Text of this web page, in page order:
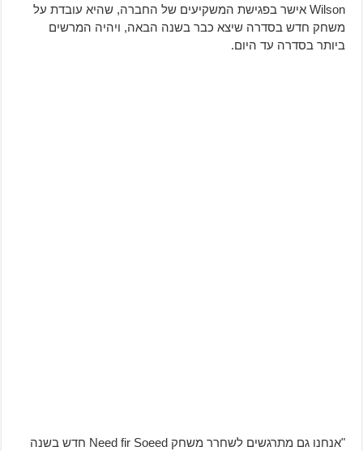
Wilson אישר בפגישת המשקיעים של החברה, שהיא עובדת על
משחק חדש בסדרה שיצא כבר בשנה הבאה, ויהיה המרשים
ביותר בסדרה עד היום.
"אנחנו גם מתרגשים לשחרר משחק Need fir Soeed חדש בשנה